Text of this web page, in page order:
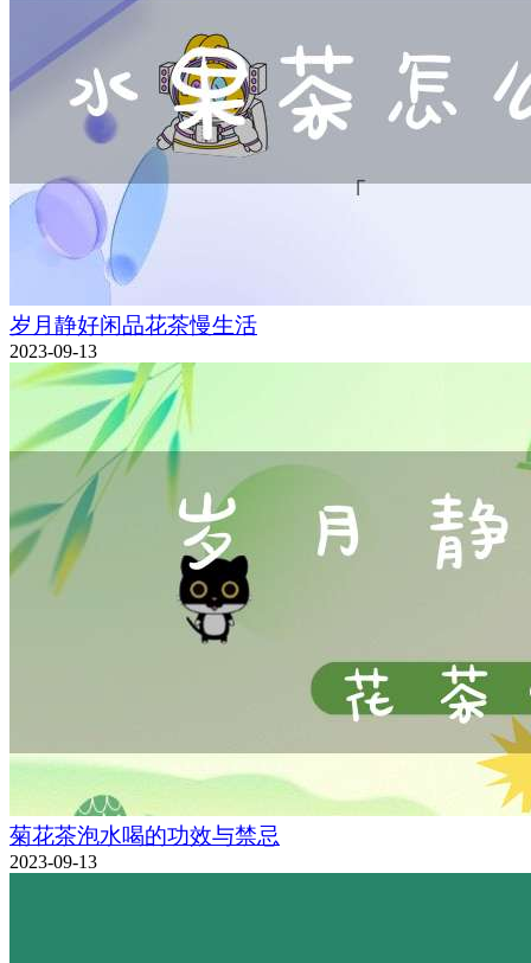
岁月静好闲品花茶慢生活
2023-09-13
菊花茶泡水喝的功效与禁忌
2023-09-13